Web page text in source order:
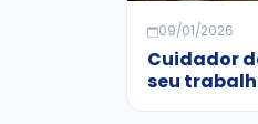
09/01/2026
Cuidador
seu